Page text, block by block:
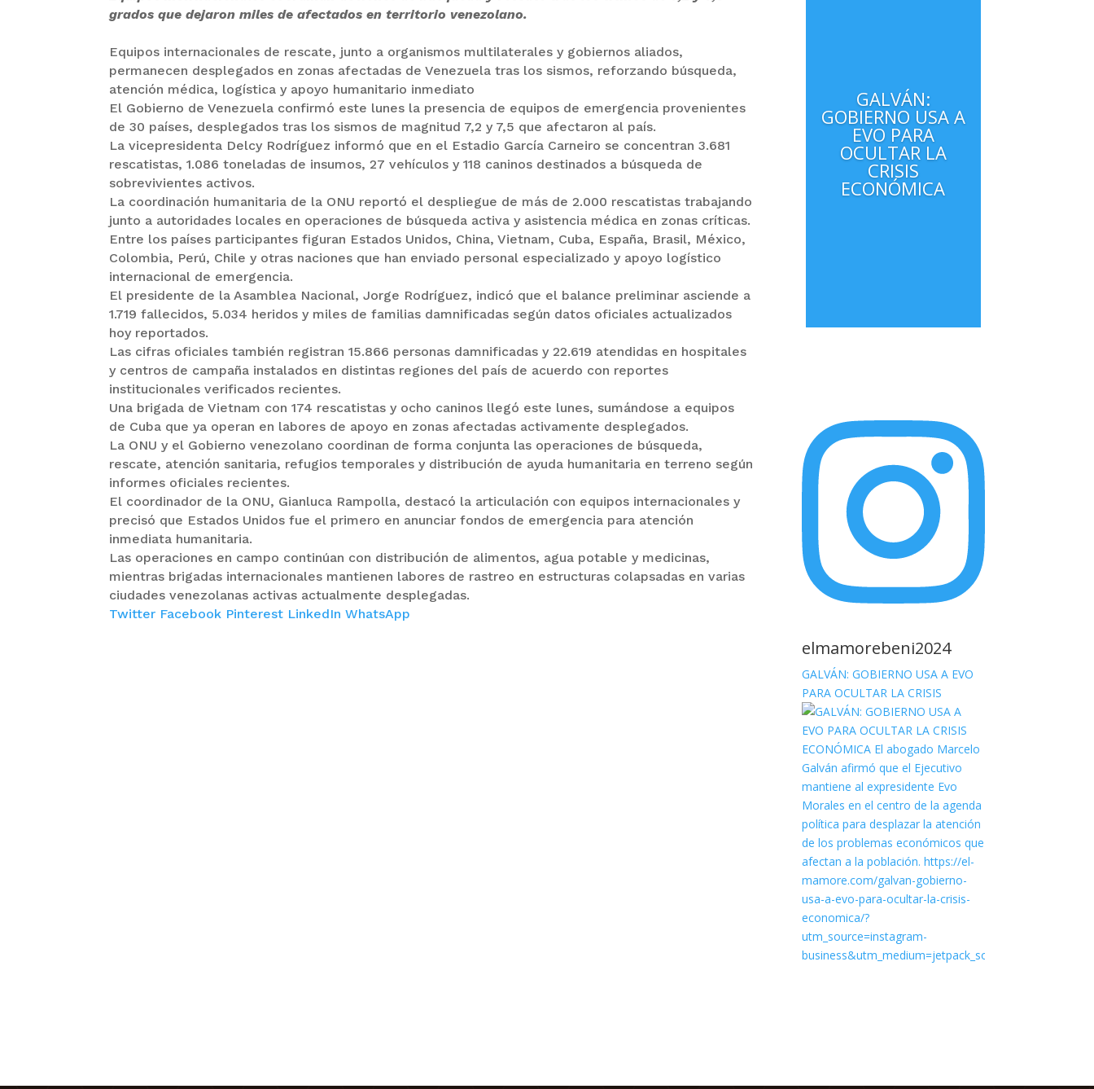
grados que dejaron miles de afectados en territorio venezolano.
Equipos internacionales de rescate, junto a organismos multilaterales y gobiernos aliados,
permanecen desplegados en zonas afectadas de Venezuela tras los sismos, reforzando búsqueda,
atención médica, logística y apoyo humanitario inmediato
El Gobierno de Venezuela confirmó este lunes la presencia de equipos de emergencia provenientes
de 30 países, desplegados tras los sismos de magnitud 7,2 y 7,5 que afectaron al país.
La vicepresidenta Delcy Rodríguez informó que en el Estadio García Carneiro se concentran 3.681
rescatistas, 1.086 toneladas de insumos, 27 vehículos y 118 caninos destinados a búsqueda de
sobrevivientes activos.
La coordinación humanitaria de la ONU reportó el despliegue de más de 2.000 rescatistas trabajando
junto a autoridades locales en operaciones de búsqueda activa y asistencia médica en zonas críticas.
Entre los países participantes figuran Estados Unidos, China, Vietnam, Cuba, España, Brasil, México,
Colombia, Perú, Chile y otras naciones que han enviado personal especializado y apoyo logístico
internacional de emergencia.
El presidente de la Asamblea Nacional, Jorge Rodríguez, indicó que el balance preliminar asciende a
1.719 fallecidos, 5.034 heridos y miles de familias damnificadas según datos oficiales actualizados
hoy reportados.
Las cifras oficiales también registran 15.866 personas damnificadas y 22.619 atendidas en hospitales
y centros de campaña instalados en distintas regiones del país de acuerdo con reportes
institucionales verificados recientes.
Una brigada de Vietnam con 174 rescatistas y ocho caninos llegó este lunes, sumándose a equipos
de Cuba que ya operan en labores de apoyo en zonas afectadas activamente desplegados.
La ONU y el Gobierno venezolano coordinan de forma conjunta las operaciones de búsqueda,
rescate, atención sanitaria, refugios temporales y distribución de ayuda humanitaria en terreno según
informes oficiales recientes.
El coordinador de la ONU, Gianluca Rampolla, destacó la articulación con equipos internacionales y
precisó que Estados Unidos fue el primero en anunciar fondos de emergencia para atención
inmediata humanitaria.
Las operaciones en campo continúan con distribución de alimentos, agua potable y medicinas,
mientras brigadas internacionales mantienen labores de rastreo en estructuras colapsadas en varias
ciudades venezolanas activas actualmente desplegadas.
Twitter Facebook Pinterest LinkedInWhatsApp
GALVÁN:
GOBIERNO USA A
EVO PARA
OCULTAR LA
CRISIS
ECONÓMICA
elmamorebeni2024
GALVÁN: GOBIERNO USA A EVO
PARA OCULTAR LA CRISIS